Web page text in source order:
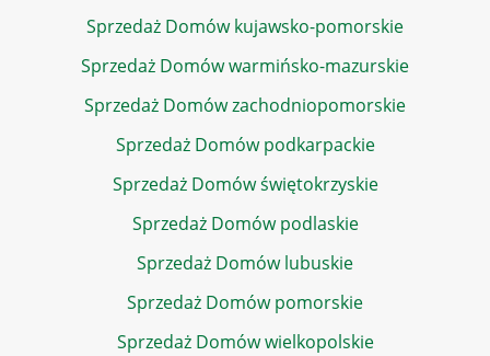
Sprzedaż Domów kujawsko-pomorskie
Sprzedaż Domów warmińsko-mazurskie
Sprzedaż Domów zachodniopomorskie
Sprzedaż Domów podkarpackie
Sprzedaż Domów świętokrzyskie
Sprzedaż Domów podlaskie
Sprzedaż Domów lubuskie
Sprzedaż Domów pomorskie
Sprzedaż Domów wielkopolskie